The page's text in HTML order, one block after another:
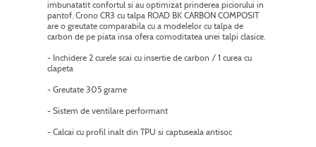
imbunatatit confortul si au optimizat prinderea piciorului in
pantof. Crono CR3 cu talpa ROAD BK CARBON COMPOSIT
are o greutate comparabila cu a modelelor cu talpa de
carbon de pe piata insa ofera comoditatea unei talpi clasice.
- Inchidere 2 curele scai cu insertie de carbon / 1 curea cu
clapeta
- Greutate 305 grame
- Sistem de ventilare performant
- Calcai cu profil inalt din TPU si captuseala antisoc